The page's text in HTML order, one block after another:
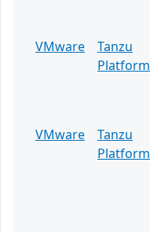
VMware
Tanzu
Platform
VMware
Tanzu
Platform